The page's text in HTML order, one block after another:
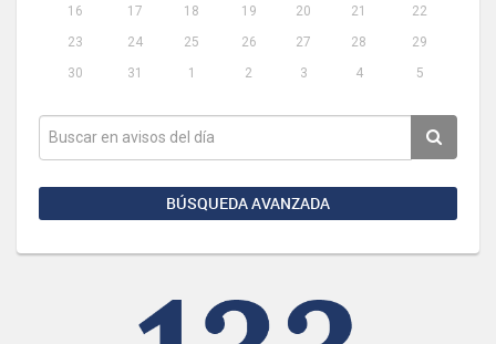
16
17 18 19 20 21
22
23
24 25 26 27 28
29
30
31 1 2 3 4 5
BÚSQUEDA AVANZADA